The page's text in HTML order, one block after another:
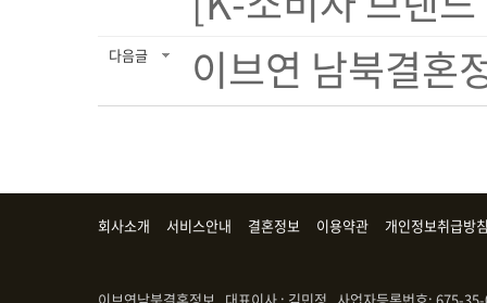
다음글 이브연 남북결혼
회사소개 서비스안내 결혼정보 이용약관 개인정보취급방